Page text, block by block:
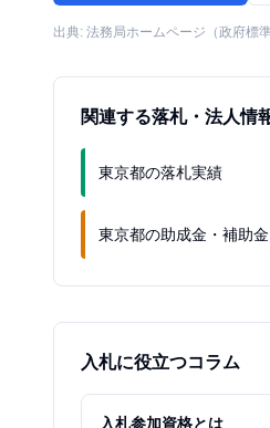
出典: 法務局ホームページ（政府標
関連する落札・法人情
東京都の落札実績
東京都の助成金・補助金
入札に役立つコラム
入札参加資格とは